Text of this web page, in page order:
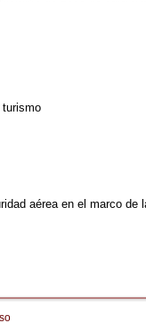
aérea en el marco de